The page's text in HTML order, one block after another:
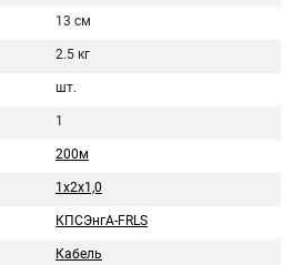
13 см
2.5 кг
шт.
1
200м
1х2х1,0
КПСЭнгА-FRLS
Кабель